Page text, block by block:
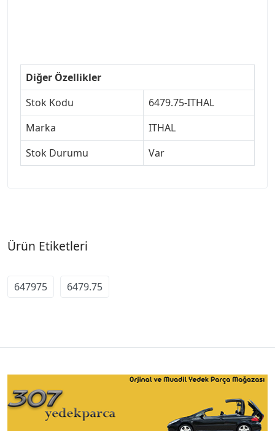
Diğer Özellikler
Stok Kodu
6479.75-ITHAL
Marka
ITHAL
Stok Durumu
Var
Ürün Etiketleri
647975 6479.75